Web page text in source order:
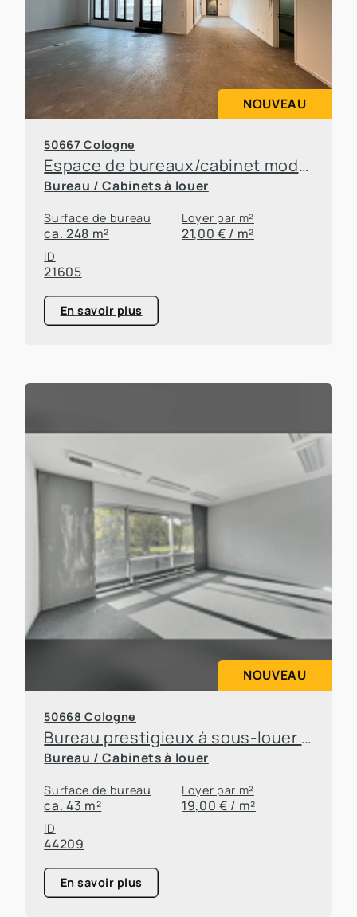
NOUVEAU
50667 Cologne
Espace de bureaux/cabinet moderne dans un emplacement privilégié en centre-ville, avec terrasse
Bureau / Cabinets à louer
Surface de bureau
ca. 248 m²
Loyer par m²
21,00 € / m²
ID
21605
En savoir plus
NOUVEAU
50668 Cologne
Bureau prestigieux à sous-louer dans un quartier attractif de Cologne
Bureau / Cabinets à louer
Surface de bureau
ca. 43 m²
Loyer par m²
19,00 € / m²
ID
44209
En savoir plus